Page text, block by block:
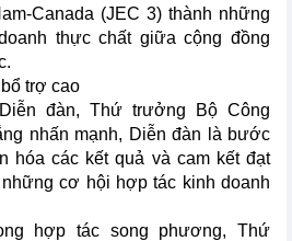
Canada (JEC 3) thành những
thực chất giữa cộng đồng
trợ cao
đàn, Thứ trưởng Bộ Công
nhấn mạnh, Diễn đàn là bước
hóa các kết quả và cam kết đạt
cơ hội hợp tác kinh doanh
hợp tác song phương, Thứ